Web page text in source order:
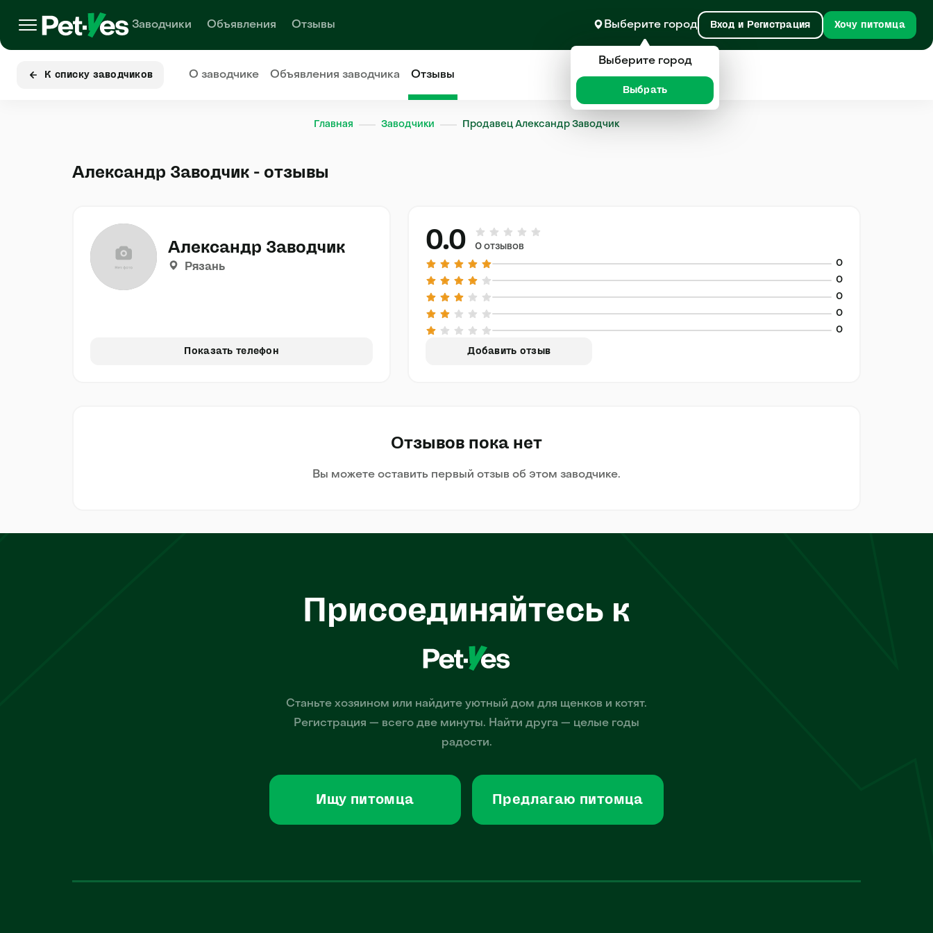
Заводчики Объявления Отзывы Выберите город Вход и Регистрация Хочу питомца
К списку заводчиков О заводчике Объявлениязаводчика Отзывы
Главная Заводчики Продавец Александр Заводчик
Александр Заводчик - отзывы
Александр Заводчик
Рязань
Показать телефон
0.0
0 отзывов
0
0
0
0
0
Добавить отзыв
Отзывов пока нет
Вы можете оставить первый отзыв об этом заводчике.
Присоединяйтесь к
Станьте хозяином или найдите уютный дом для щенков и котят.
Регистрация — всего две минуты. Найти друга — целые годы
радости.
Ищу питомца Предлагаю питомца
Выберите город
Выбрать